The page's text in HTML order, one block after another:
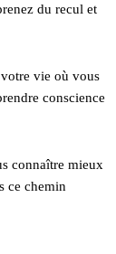
du recul et
vie où vous
conscience
connaître mieux
ce chemin